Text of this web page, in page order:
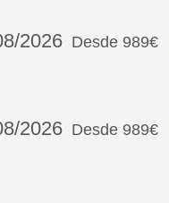
2026 Desde 989€
2026 Desde 989€